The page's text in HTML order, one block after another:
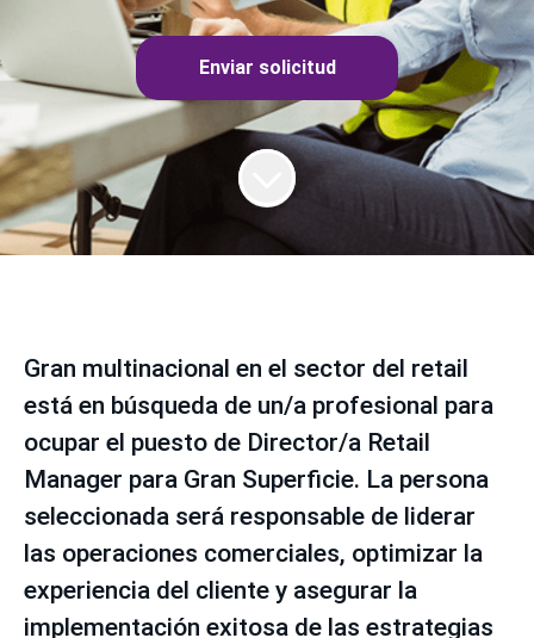
Enviar solicitud
Gran multinacional en el sector del retail
está en búsqueda de un/a profesional para
ocupar el puesto de Director/a Retail
Manager para Gran Superficie. La persona
seleccionada será responsable de liderar
las operaciones comerciales, optimizar la
experiencia del cliente y asegurar la
implementación exitosa de las estrategias